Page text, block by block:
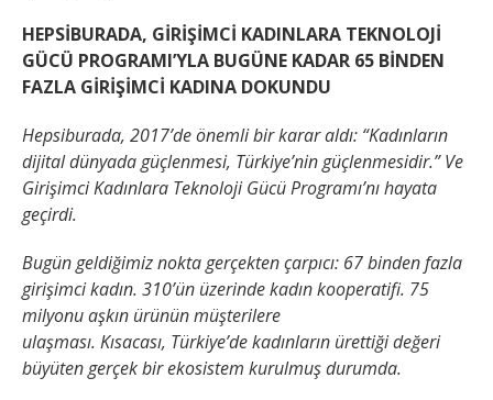
HEPSİBURADA, GİRİŞİMCİ KADINLARA TEKNOLOJİ
GÜCÜ PROGRAMI’YLA BUGÜNE KADAR 65 BİNDEN
FAZLA GİRİŞİMCİ KADINA DOKUNDU
Hepsiburada, 2017’de önemli bir karar aldı: “Kadınların
dijital dünyada güçlenmesi, Türkiye’nin güçlenmesidir.” Ve
Girişimci Kadınlara Teknoloji Gücü Programı’nı hayata
geçirdi.
Bugün geldiğimiz nokta gerçekten çarpıcı: 67 binden fazla
girişimci kadın. 310’ün üzerinde kadın kooperatifi. 75
milyonu aşkın ürünün müşterilere
ulaşması. Kısacası, Türkiye’de kadınların ürettiği değeri
büyüten gerçek bir ekosistem kurulmuş durumda.